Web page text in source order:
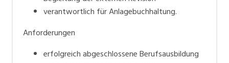
verantwortlich für Anlagebuchhaltung.
Anforderungen
erfolgreich abgeschlossene Berufsausbildung